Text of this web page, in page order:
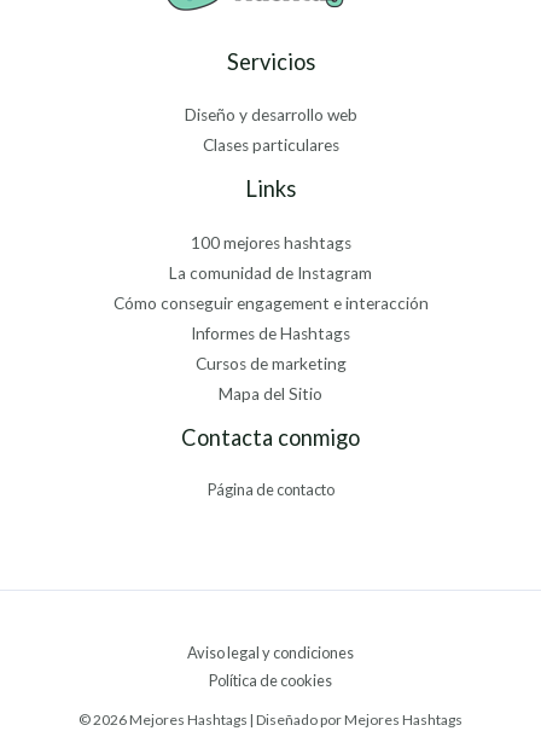
Servicios
Diseño y desarrollo web
Clases particulares
Links
100 mejores hashtags
La comunidad de Instagram
Cómo conseguir engagement e interacción
Informes de Hashtags
Cursos de marketing
Mapa del Sitio
Contacta conmigo
Página de contacto
Aviso legal y condiciones
Política de cookies
© 2026 Mejores Hashtags | Diseñado por Mejores Hashtags